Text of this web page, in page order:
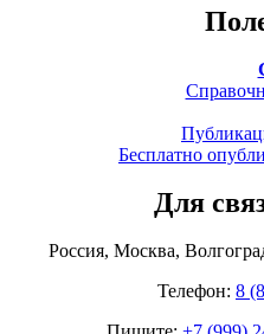
Бесплатно
Для
Россия, Москва,
Телефон: 8